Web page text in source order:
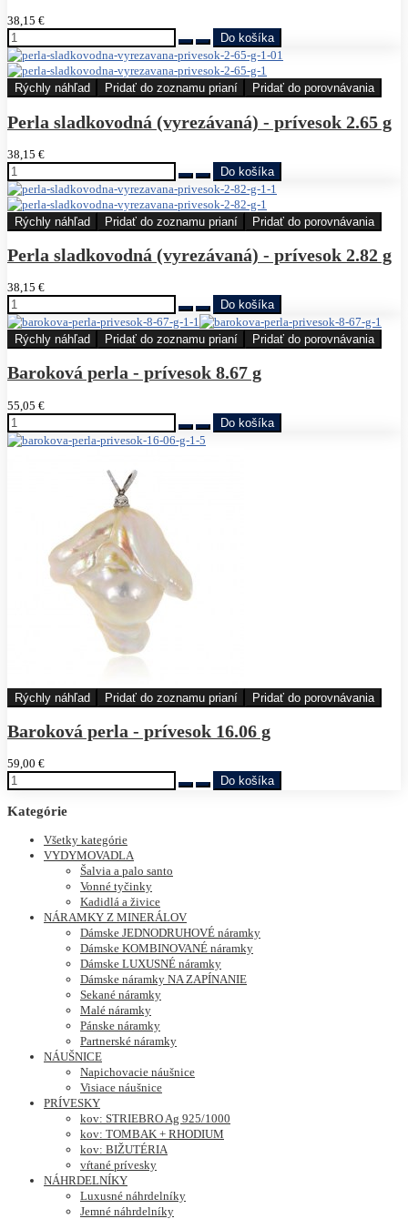
38,15 €
Rýchly náhľad Pridať do zoznamu prianí Pridať do porovnávania
Perla sladkovodná (vyrezávaná) - prívesok 2.65 g
38,15 €
Rýchly náhľad Pridať do zoznamu prianí Pridať do porovnávania
Perla sladkovodná (vyrezávaná) - prívesok 2.82 g
38,15 €
Rýchly náhľad Pridať do zoznamu prianí Pridať do porovnávania
Baroková perla - prívesok 8.67 g
55,05 €
Rýchly náhľad Pridať do zoznamu prianí Pridať do porovnávania
Baroková perla - prívesok 16.06 g
59,00 €
Kategórie
Všetky kategórie
VYDYMOVADLA
Šalvia a palo santo
Vonné tyčinky
Kadidlá a živice
NÁRAMKY Z MINERÁLOV
Dámske JEDNODRUHOVÉ náramky
Dámske KOMBINOVANÉ náramky
Dámske LUXUSNÉ náramky
Dámske náramky NA ZAPÍNANIE
Sekané náramky
Malé náramky
Pánske náramky
Partnerské náramky
NÁUŠNICE
Napichovacie náušnice
Visiace náušnice
PRÍVESKY
kov: STRIEBRO Ag 925/1000
kov: TOMBAK + RHODIUM
kov: BIŽUTÉRIA
vŕtané prívesky
NÁHRDELNÍKY
Luxusné náhrdelníky
Jemné náhrdelníky